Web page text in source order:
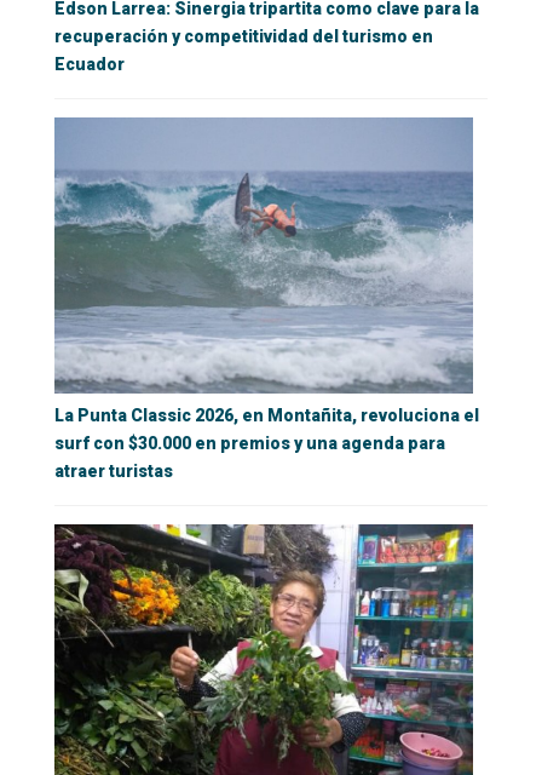
Edson Larrea: Sinergia tripartita como clave para la
recuperación y competitividad del turismo en
Ecuador
La Punta Classic 2026, en Montañita, revoluciona el
surf con $30.000 en premios y una agenda para
atraer turistas